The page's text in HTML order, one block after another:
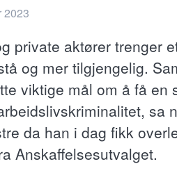
2023
private aktører trenger
og mer tilgjengelig.
viktige mål om å få en
sa
da han i dag fikk
Anskaffelsesutvalget.